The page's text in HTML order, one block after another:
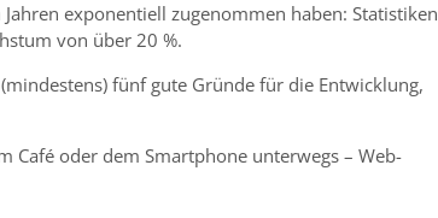
exponentiell zugenommen haben: Statistiken
von über 20 %.
fünf gute Gründe für die Entwicklung,
Café oder dem Smartphone unterwegs – Web-